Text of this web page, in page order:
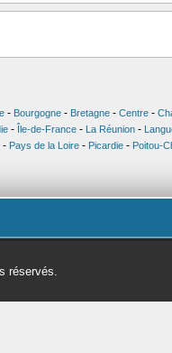
- Bourgogne - Bretagne - Centre -
- Île-de-France - La Réunion -
- Pays de la Loire - Picardie - Poitou-
réservés.